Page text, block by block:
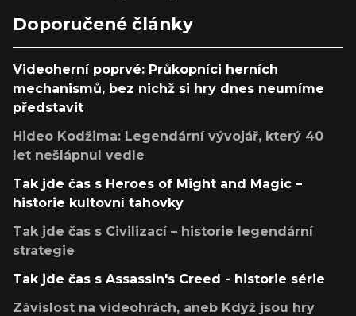
Doporučené články
Videoherní poprvé: Průkopníci herních
mechanismů, bez nichž si hry dnes neumíme
představit
Hideo Kodžima: Legendární vývojář, který 40
let nešlápnul vedle
Tak jde čas s Heroes of Might and Magic –
historie kultovní tahovky
Tak jde čas s Civilizací – historie legendární
strategie
Tak jde čas s Assassin's Creed - historie série
Závislost na videohrách, aneb Když jsou hry